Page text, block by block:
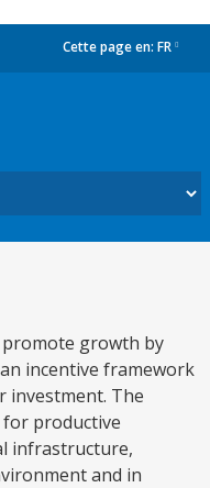
Cette page en: FR
growth by
incentive framework
investment. The
productive
infrastructure,
and in